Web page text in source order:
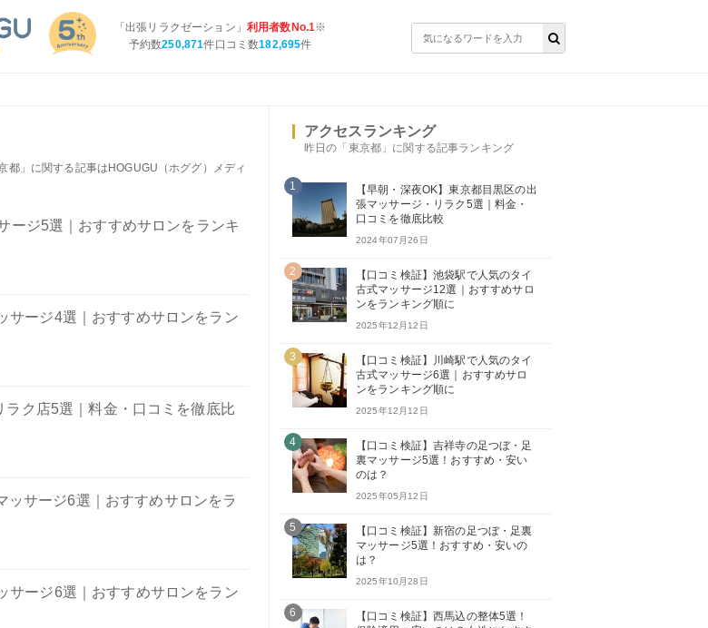
「出張リラクゼーション」 利用者数No.1※
予約数250,871件口コミ数182,695件
都」に関する記事はHOGUGU（ホググ）メディ
ージ5選｜おすすめサロンをランキ
サージ4選｜おすすめサロンをラン
ラク店5選｜料金・口コミを徹底比
ッサージ6選｜おすすめサロンをラ
サージ6選｜おすすめサロンをラン
アクセスランキング
昨日の「東京都」に関する記事ランキング
1
【早朝・深夜OK】東京都目黒区の出
張マッサージ・リラク5選｜料金・
口コミを徹底比較
2024年07月26日
2
【口コミ検証】池袋駅で人気のタイ
古式マッサージ12選｜おすすめサロ
ンをランキング順に
2025年12月12日
3
【口コミ検証】川崎駅で人気のタイ
古式マッサージ6選｜おすすめサロ
ンをランキング順に
2025年12月12日
4
【口コミ検証】吉祥寺の足つぼ・足
裏マッサージ5選！おすすめ・安い
のは？
2025年05月12日
5
【口コミ検証】新宿の足つぼ・足裏
マッサージ5選！おすすめ・安いの
は？
2025年10月28日
6
【口コミ検証】西馬込の整体5選！